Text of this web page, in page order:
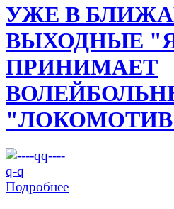
УЖЕ В
ВЫХОДНЫЕ
ПРИНИМАЕТ
"ЛОКОМОТИВ
Подробнее